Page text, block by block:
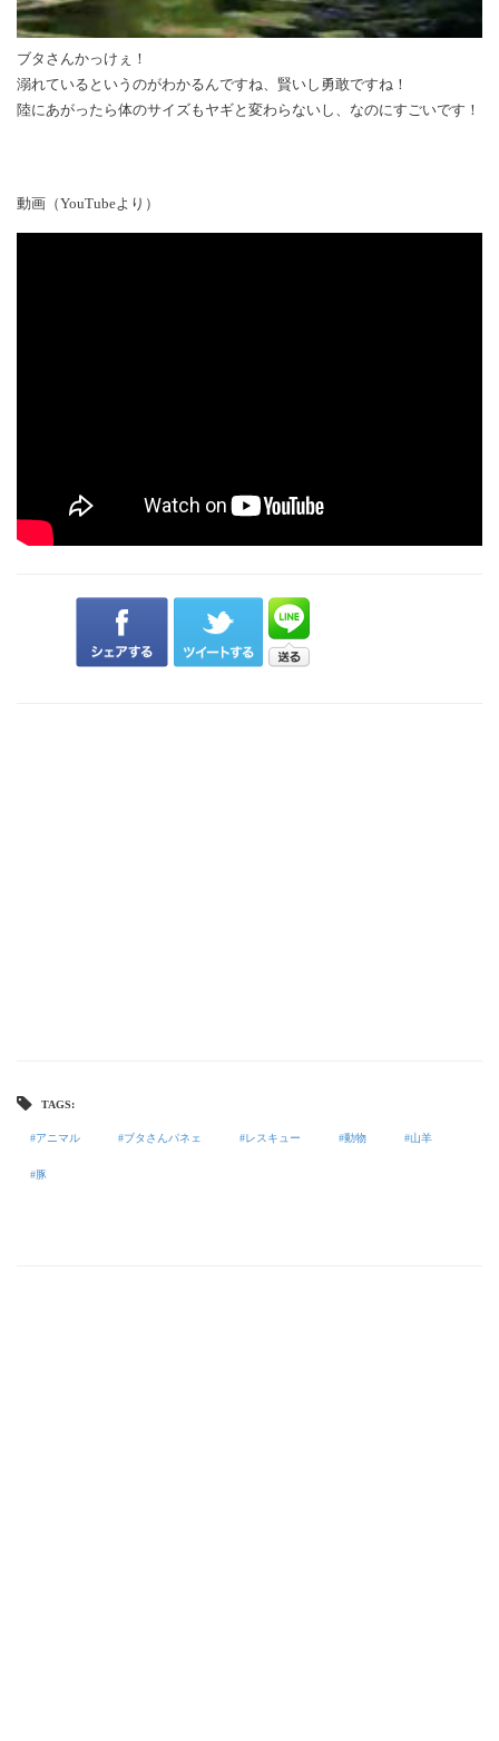
ブタさんかっけぇ！
溺れているというのがわかるんですね、賢いし勇敢ですね！
陸にあがったら体のサイズもヤギと変わらないし、なのにすごいです！
動画（YouTubeより）
TAGS:
アニマル ブタさんパネェ レスキュー 動物 山羊
豚